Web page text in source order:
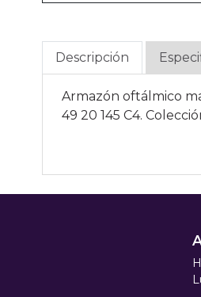
Descripción
Armazón oftálmico
49 20 145 C4.